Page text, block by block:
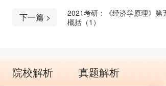
下一篇 >
2021考研：《经济学原理》第
概括（1）
院校解析 真题解析